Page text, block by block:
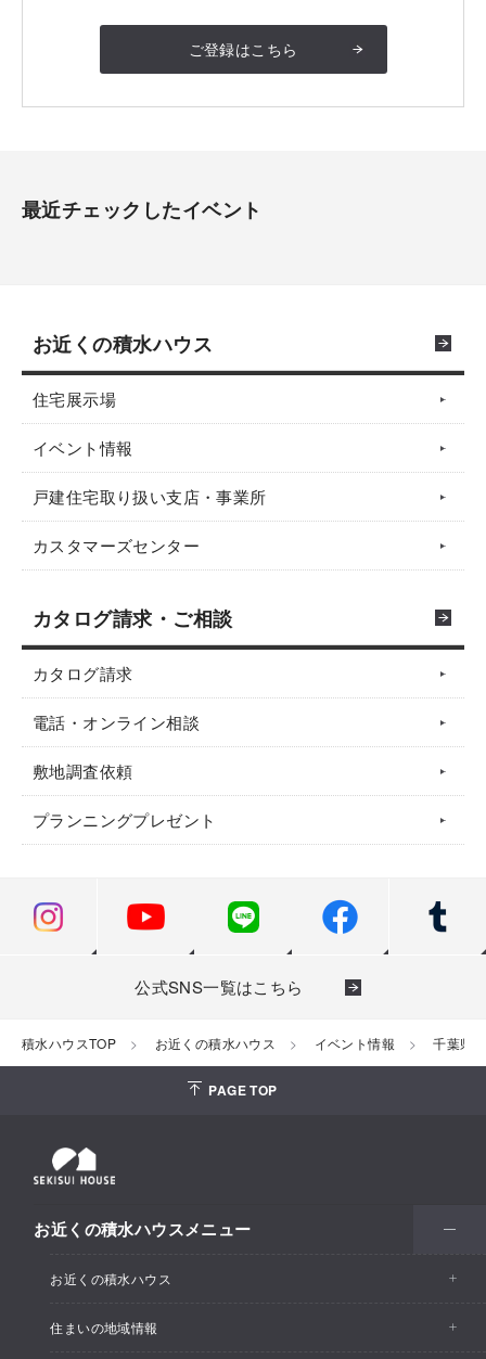
ご登録はこちら
最近チェックしたイベント
お近くの積水ハウス
住宅展示場
イベント情報
戸建住宅取り扱い支店・事業所
カスタマーズセンター
カタログ請求・ご相談
カタログ請求
電話・オンライン相談
敷地調査依頼
プランニングプレゼント
公式SNS一覧はこちら
積水ハウスTOP お近くの積水ハウス イベント情報 千葉県
PAGE TOP
お近くの積水ハウスメニュー
お近くの積水ハウス
お近くの積水ハウストップ
住まいの地域情報